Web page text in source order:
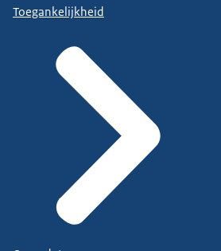
Toegankelijkheid